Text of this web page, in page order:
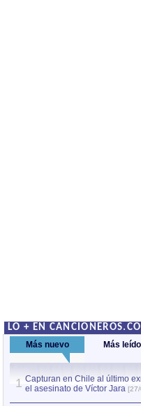
LO + EN
Más nuevo Más leído
1 Capturan en Chile al último
el asesinato de Víctor Jara